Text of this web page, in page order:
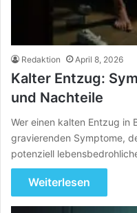
Redaktion April 8, 2026
Kalter Entzug:
und Nachteile
Wer einen kalten Entzug in
gravierenden Symptome,
potenziell
Weiterlesen